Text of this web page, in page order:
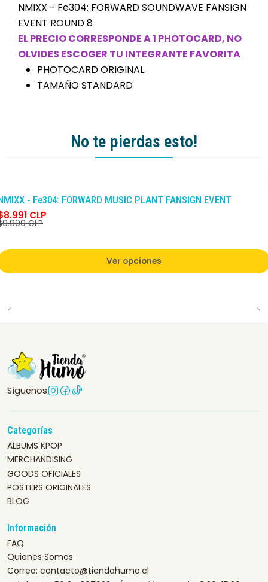
NMIXX - Fe304: FORWARD SOUNDWAVE FANSIGN
EVENT ROUND 8
EL PRECIO CORRESPONDE A 1 PHOTOCARD, NO
OLVIDES ESCOGER TU INTEGRANTE FAVORITA
PHOTOCARD ORIGINAL
TAMAÑO STANDARD
No te pierdas esto!
- Fe304: FORWARD MUSIC PLANT FANSIGN EVENT
CLP
CLP
Ver opciones
Síguenos
Categorías
ALBUMS KPOP
MERCHANDISING
GOODS OFICIALES
POSTERS ORIGINALES
BLOG
Información
FAQ
Quienes Somos
Correo: contacto@tiendahumo.cl